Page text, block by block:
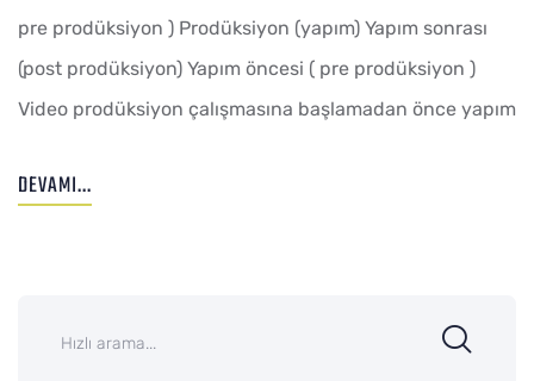
pre prodüksiyon ) Prodüksiyon (yapım) Yapım sonrası
(post prodüksiyon) Yapım öncesi ( pre prodüksiyon )
Video prodüksiyon çalışmasına başlamadan önce yapım
DEVAMI...